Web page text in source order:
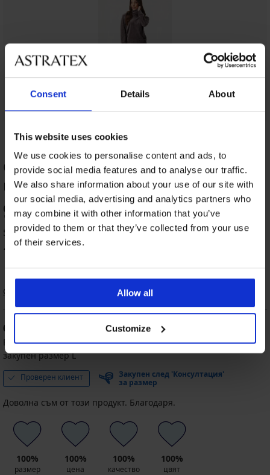
Consent Details About
This website uses cookies
We use cookies to personalise content and ads, to
provide social media features and to analyse our traffic.
We also share information about your use of our site with
our social media, advertising and analytics partners who
may combine it with other information that you’ve
provided to them or that they’ve collected from your use
of their services.
Allow all
Customize
ОЦЕНКА НА ПРОДУКТ Кадифен
комплект Leon
92%
5 оценили продукта
100
Сортиране
60
Елена
23. 05. 2025
закупен размер L
Проверен клиент
Закупен след 'Консултация'
за размер
Доволна съм от този продукт. Благодаря.
100%
размер
100%
цена
100%
качество
100%
цвят